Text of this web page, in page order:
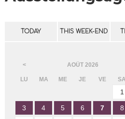
TODAY THIS WEEK-END
< AOÛT 2026
LU MA ME JE VE SA
1
3 4 5 6 7 8